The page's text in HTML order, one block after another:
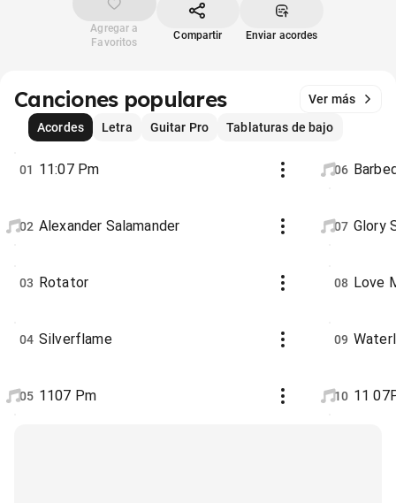
Agregar a
Favoritos
Compartir Enviar acordes
Canciones populares
Ver más
Acordes
Letra Guitar Pro Tablaturas de bajo
01 11:07 Pm
02 Alexander Salamander
03 Rotator
04 Silverflame
05 1107 Pm
06
07 Glory
08 Love
09
10 11